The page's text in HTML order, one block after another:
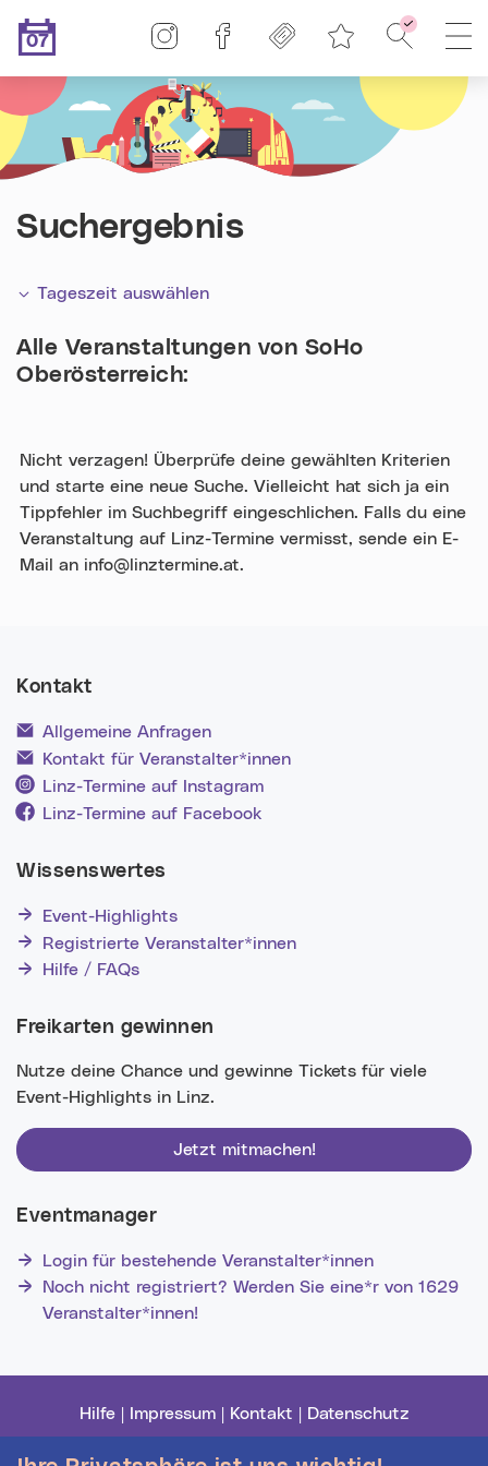
Heute ist der
07
Suche -
Freikarten
Linz-Termine auf Facebook
Linz-Termine auf Instagram
Suchergebnis
Tageszeit auswählen
Alle Veranstaltungen von SoHo
Oberösterreich:
Nicht verzagen! Überprüfe deine gewählten Kriterien
und starte eine neue Suche. Vielleicht hat sich ja ein
Tippfehler im Suchbegriff eingeschlichen. Falls du eine
Veranstaltung auf Linz-Termine vermisst, sende ein E-
Mail an info@linztermine.at.
Kontakt
Allgemeine Anfragen
Kontakt für Veranstalter*innen
Linz-Termine auf Instagram
Linz-Termine auf Facebook
Wissenswertes
Event-Highlights
Registrierte Veranstalter*innen
Hilfe / FAQs
Freikarten gewinnen
Nutze deine Chance und gewinne Tickets für viele
Event-Highlights in Linz.
Jetzt mitmachen!
Eventmanager
Login für bestehende Veranstalter*innen
Noch nicht registriert? Werden Sie eine*r von 1629
Veranstalter*innen!
Hilfe Impressum Kontakt Datenschutz